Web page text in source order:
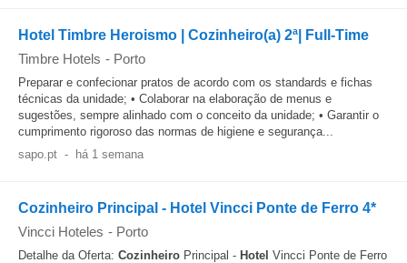
Hotel Timbre Heroismo | Cozinheiro(a) 2ª| Full-Time
Timbre Hotels - Porto
Preparar e confecionar pratos de acordo com os standards e fichas
técnicas da unidade; • Colaborar na elaboração de menus e
sugestões, sempre alinhado com o conceito da unidade; • Garantir o
cumprimento rigoroso das normas de higiene e segurança...
sapo.pt - há 1 semana
Cozinheiro Principal - Hotel Vincci Ponte de Ferro 4*
Vincci Hoteles - Porto
Detalhe da Oferta: Cozinheiro Principal - Hotel Vincci Ponte de Ferro